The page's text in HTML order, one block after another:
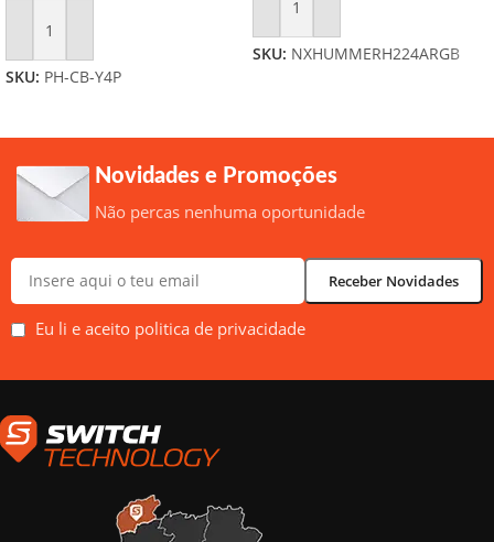
Adicionar
SKU: PH-CB-Y4P
Adicionar
SKU: NXHUMMERH224ARGB
Novidades e Promoções
Não percas nenhuma oportunidade
Eu li e aceito politica de privacidade